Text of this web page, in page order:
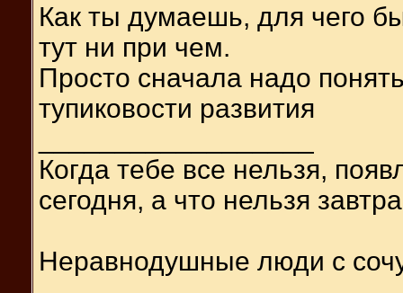
Как ты думаешь, для чего
тут ни при чем.
Просто сначала надо
тупиковости развития
Когда тебе все нельзя,
сегодня, а что нельзя
Неравнодушные люди с